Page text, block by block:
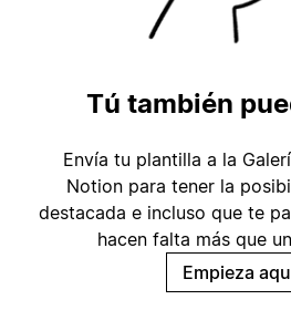
Tú también
Envía tu plantilla a la
Notion para tener la
destacada e incluso que te
hacen falta más que
Empieza